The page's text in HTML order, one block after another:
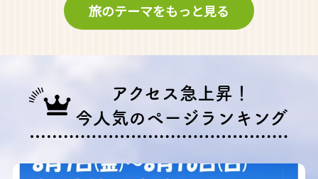
旅のテーマをもっと見る
アクセス急上昇！
今人気のページランキング